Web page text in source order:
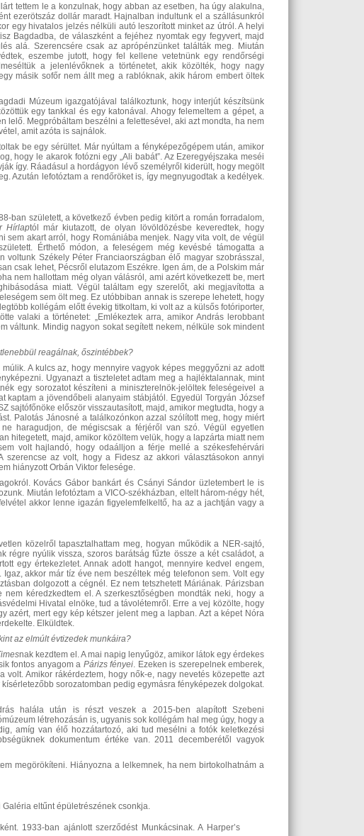
tettem le a konzulnak, hogy abban az esetben, ha úgy alakulna,
ezerötszáz dollár maradt. Hajnalban indultunk el a szállásunkról
egy hivatalos jelzés nélküli autó leszorított minket az útról. A helyi
Bagdadba, de válaszként a fejéhez nyomtak egy fegyvert, majd
alá. Szerencsére csak az aprópénzünket találták meg. Miután
eszembe jutott, hogy fel kellene vetetnünk egy rendőrségi
a jelenlévőknek a történetet, akik közölték, hogy nagy
másik sofőr nem állt meg a rablóknak, akik három embert öltek
Múzeum igazgatójával találkoztunk, hogy interjút készítsünk
egy tankkal és egy katonával. Ahogy felemeltem a gépet, a
lelő. Megpróbáltam beszélni a felettesével, aki azt mondta, ha nem
amit azóta is sajnálok.
be egy sérültet. Már nyúltam a fényképezőgépem után, amikor
hogy le akarok fotózni egy „Ali babát”. Az Ezeregyéjszaka meséi
így. Ráadásul a hordágyon lévő személyről kiderült, hogy megölt
Azután lefotóztam a rendőröket is, így megnyugodtak a kedélyek.
ban született, a következő évben pedig kitört a román forradalom,
Hírlaptól már kiutazott, de olyan lövöldözésbe keveredtek, hogy
sem akart arról, hogy Romániába menjek. Nagy vita volt, de végül
Érthető módon, a feleségem még kevésbé támogatta a
Székely Péter Franciaországban élő magyar szobrásszal,
csak lehet, Pécsről elutazom Eszékre. Igen ám, de a Polskim már
nem hallottam még olyan válásról, ami azért következett be, mert
miatt. Végül találtam egy szerelőt, aki megjavította a
sem ölt meg. Ez utóbbiban annak is szerepe lehetett, hogy
kollégám előtt évekig titkoltam, ki volt az a külsős fotóriporter,
valaki a történetet: „Emlékeztek arra, amikor András lerobbant
váltunk. Mindig nagyon sokat segített nekem, nélküle sok mindent
reagálnak, őszintébbek?
A kulcs az, hogy mennyire vagyok képes meggyőzni az adott
Ugyanazt a tiszteletet adtam meg a hajléktalannak, mint
egy sorozatot készíteni a miniszterelnök-jelöltek feleségeivel a
kaptam a jövendőbeli alanyaim stábjától. Egyedül Torgyán József
sajtófőnöke először visszautasított, majd, amikor megtudta, hogy a
Palotás Jánosné a találkozónkon azzal szólított meg, hogy miért
haragudjon, de mégiscsak a férjéről van szó. Végül egyetlen
hitegetett, majd, amikor közöltem velük, hogy a lapzárta miatt nem
volt hajlandó, hogy odaálljon a férje mellé a székesfehérvári
az volt, hogy a Fidesz az akkori választásokon annyi
hiányzott Orbán Viktor felesége.
Kovács Gábor bankárt és Csányi Sándor üzletembert le is
Miután lefotóztam a VICO-székházban, eltelt három-négy hét,
akkor lenne igazán figyelemfelkeltő, ha az a jachtján vagy a
közelről tapasztalhattam meg, hogyan működik a NER-sajtó,
régre nyúlik vissza, szoros barátság fűzte össze a két családot, a
egy értekezletet. Annak adott hangot, mennyire kedvel engem,
akkor már tíz éve nem beszéltek még telefonon sem. Volt egy
dolgozott a cégnél. Ez nem tetszhetett Máriának. Párizsban
kéredzkedtem el. A szerkesztőségben mondták neki, hogy a
Hivatal elnöke, tud a távolétemről. Erre a vej közölte, hogy
azért, mert egy kép kétszer jelent meg a lapban. Azt a képet Nóra
Elküldtek.
t az elmúlt évtizedek munkáira?
nak kezdtem el. A mai napig lenyűgöz, amikor látok egy érdekes
fontos anyagom a Párizs fényei . Ezeken is szerepelnek emberek,
Amikor rákérdeztem, hogy nők-e, nagy nevetés közepette azt
sorozatomban pedig egymásra fényképezek dolgokat.
halála után is részt veszek a 2015-ben alapított Szebeni
létrehozásán is, ugyanis sok kollégám hal meg úgy, hogy a
amíg van élő hozzátartozó, aki tud mesélni a fotók keletkezési
dokumentum értéke van. 2011 decemberétől vagyok
megörökíteni. Hiányozna a lelkemnek, ha nem birtokolhatnám a
eltűnt épületrészének csonkja.
1933-ban ajánlott szerződést Munkácsinak. A Harper’s